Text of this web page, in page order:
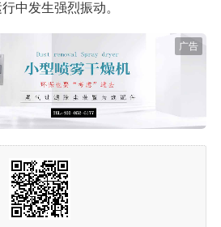
中发生强烈振动。
广告